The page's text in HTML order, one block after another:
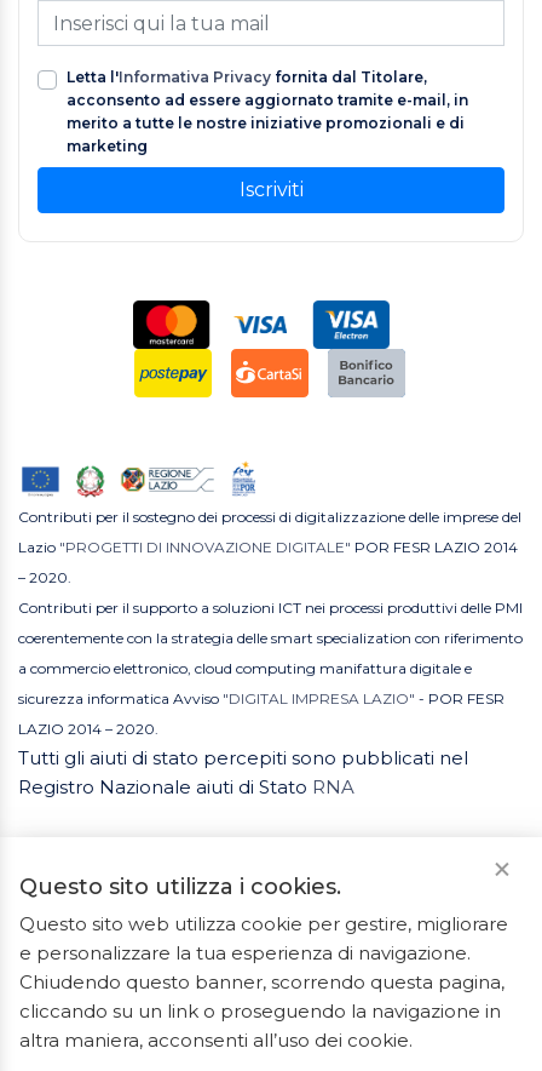
Letta l'Informativa Privacy fornita dal Titolare,
acconsento ad essere aggiornato tramite e-mail, in
merito a tutte le nostre iniziative promozionali e di
marketing
Iscriviti
Contributi per il sostegno dei processi di digitalizzazione delle imprese del
Lazio "PROGETTI DI INNOVAZIONE DIGITALE" POR FESR LAZIO 2014
– 2020.
Contributi per il supporto a soluzioni ICT nei processi produttivi delle PMI
coerentemente con la strategia delle smart specialization con riferimento
a commercio elettronico, cloud computing manifattura digitale e
sicurezza informatica Avviso "DIGITAL IMPRESA LAZIO" - POR FESR
LAZIO 2014 – 2020.
Tutti gli aiuti di stato percepiti sono pubblicati nel
Registro Nazionale aiuti di Stato RNA
2023 © Tutti i diritti riservati. ArredoBagno.shop è un
marchio registrato.
Ceramiche Marrocco - Via Ponte Gagliardo 34 - 04022
Questo sito utilizza i cookies.
Questo sito web utilizza cookie per gestire, migliorare
e personalizzare la tua esperienza di navigazione.
Chiudendo questo banner, scorrendo questa pagina,
cliccando su un link o proseguendo la navigazione in
altra maniera, acconsenti all’uso dei cookie.